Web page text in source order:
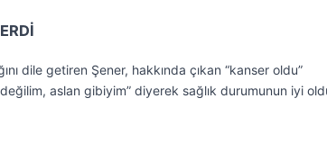
dile getiren Şener, hakkında çıkan “kanser oldu”
aslan gibiyim” diyerek sağlık durumunun iyi